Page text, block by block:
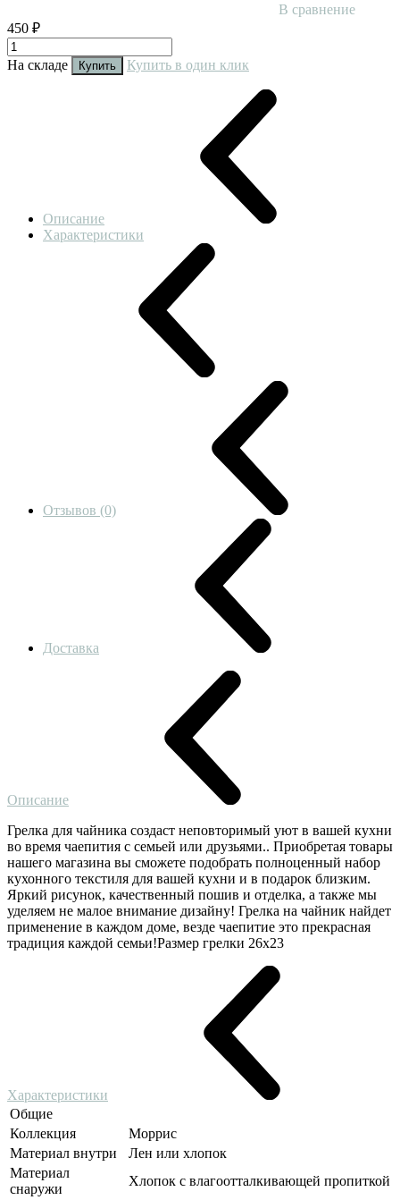
В сравнение
450 ₽
На складе Купить Купить в один клик
Описание
Характеристики
Отзывов (0)
Доставка
Описание
Грелка для чайника создаст неповторимый уют в вашей кухни
во время чаепития с семьей или друзьями.. Приобретая товары
нашего магазина вы сможете подобрать полноценный набор
кухонного текстиля для вашей кухни и в подарок близким.
Яркий рисунок, качественный пошив и отделка, а также мы
уделяем не малое внимание дизайну! Грелка на чайник найдет
применение в каждом доме, везде чаепитие это прекрасная
традиция каждой семьи!Размер грелки 26х23
Характеристики
Общие
Коллекция
Моррис
Материал внутри
Лен или хлопок
Материал
снаружи
Хлопок с влагоотталкивающей пропиткой